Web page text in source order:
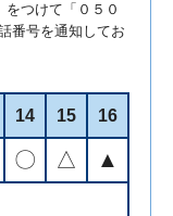
つけて「０５０
番号を通知してお
14 15 16
〇 △ ▲